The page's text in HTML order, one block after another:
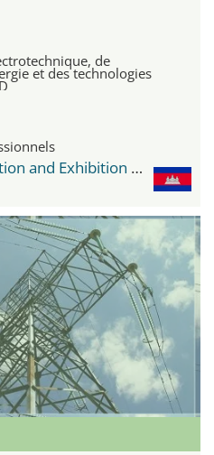
de
et des technologies
Diamond Island Convention and Exhibition Center